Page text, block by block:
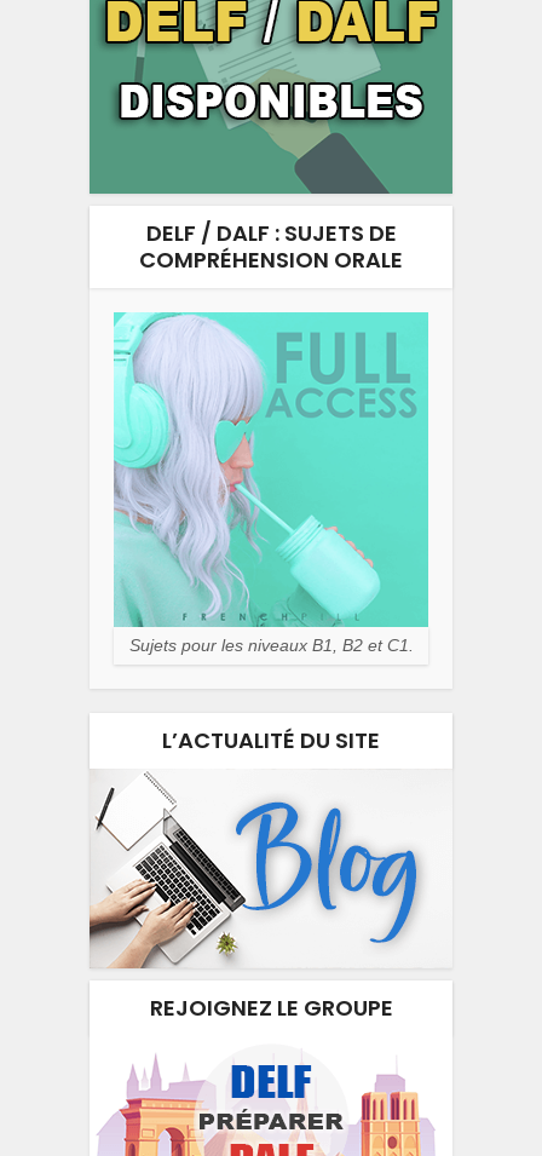
DELF / DALF : SUJETS DE
COMPRÉHENSION ORALE
Sujets pour les niveaux B1, B2 et C1.
L’ACTUALITÉ DU SITE
REJOIGNEZ LE GROUPE